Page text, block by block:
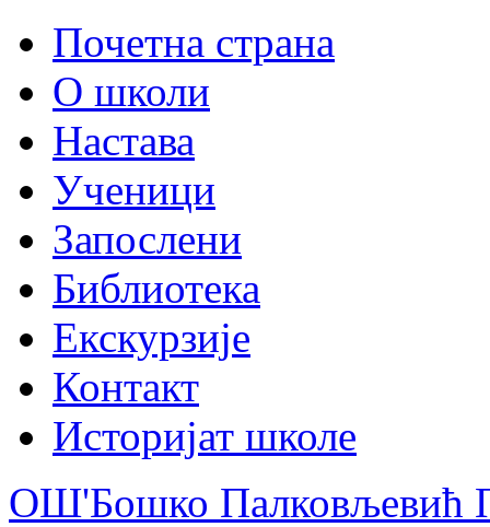
Почетна страна
О школи
Настава
Ученици
Запослени
Библиотека
Екскурзије
Контакт
Историјат школе
ОШ'Бошко Палковљевић